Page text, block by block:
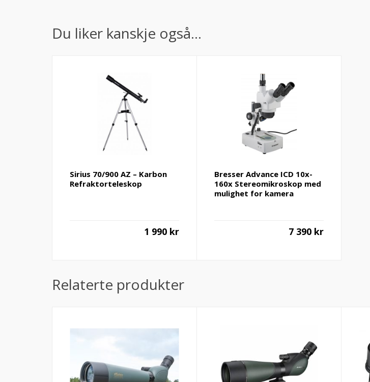
Du liker kanskje også…
Sirius 70/900 AZ – Karbon
Refraktorteleskop
1 990 kr
Bresser Advance ICD 10x-
160x Stereomikroskop med
mulighet for kamera
7 390 kr
Relaterte produkter